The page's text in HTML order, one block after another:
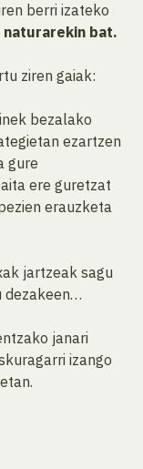
berri izateko
bat.
ziren gaiak:
bezalako
ezartzen
gure
ere guretzat
erauzketa
jartzeak sagu
dezakeen…
janari
izango